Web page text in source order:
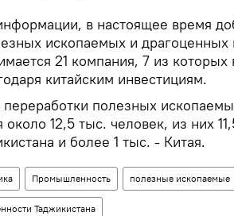
в настоящее время
ископаемых и драгоценных
21 компания, 7 из которых
китайским инвестициям.
полезных
около 12,5 тыс. человек, из них
и более 1 тыс. - Китая.
Промышленность полезные ископаемые
Таджикистана